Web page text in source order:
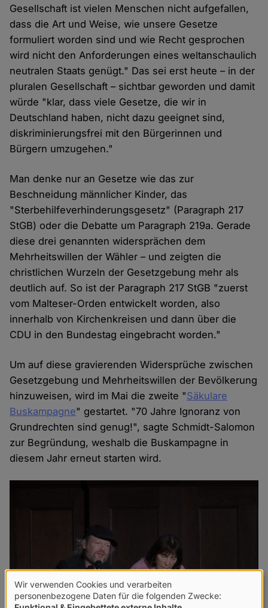
Gesellschaft ist vielen Menschen nicht aufgefallen,
dass die Art und Weise, wie unsere Gesetze
formuliert worden sind und wie Recht gesprochen
wird nicht den Anforderungen eines weltanschaulich
neutralen Staats genügt." Das sei erst heute – in der
pluralen Gesellschaft – sichtbar geworden und damit
würde "klar, dass viele Gesetze, die wir in
Deutschland haben, nicht dazu geeignet sind,
diskriminierungsfrei mit den Bürgerinnen und
Bürgern umzugehen."
Man denke nur an Gesetze wie das zur
Beschneidung männlicher Kinder, das
"Sterbehilfeverhinderungsgesetz" (Paragraph 217
StGB) oder die Debatte um Paragraph 219a. Gerade
diese drei genannten widersprächen dem
Mehrheitswillen der Wähler – und zeigten die
christlichen Wurzeln der Gesetzgebung mehr als
deutlich auf. So ist der Paragraph 217 StGB "zuerst
vom Malteser-Orden entwickelt worden, also
innerhalb von Kirchenkreisen und dann über die
CDU in den Bundestag eingebracht worden."
Um auf diese gravierenden Widersprüche zwischen
Gesetzgebung und Mehrheitswillen der Bevölkerung
hinzuweisen, wird im Mai die zweite "Säkulare
Buskampagne" gestartet. "70 Jahre Ignoranz von
Grundrechten sind genug!", sagte Schmidt-Salomon
zur Begründung, weshalb die Buskampagne in
diesem Jahr erneut starten wird.
Verwendung
Wir verwenden Cookies und verarbeiten
personenbezogene Daten für die folgenden Zwecke: